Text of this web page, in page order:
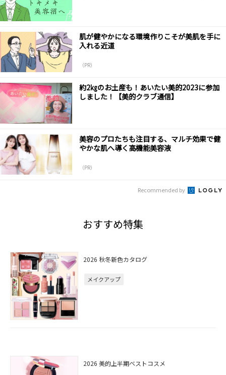
肌が健やかになる環境作りこそが美肌を手に
入れる近道
（PR）
約2㎏のお土産も！あいたい美的2023に参加
しました！【美的クラブ通信】
美容のプロたちも注目する、マルチ効果で健
やかな肌へ導く高機能美容液
（PR）
Recommended by
おすすめ特集
2026 秋冬新色カタログ
メイクアップ
2026 美的上半期ベストコスメ